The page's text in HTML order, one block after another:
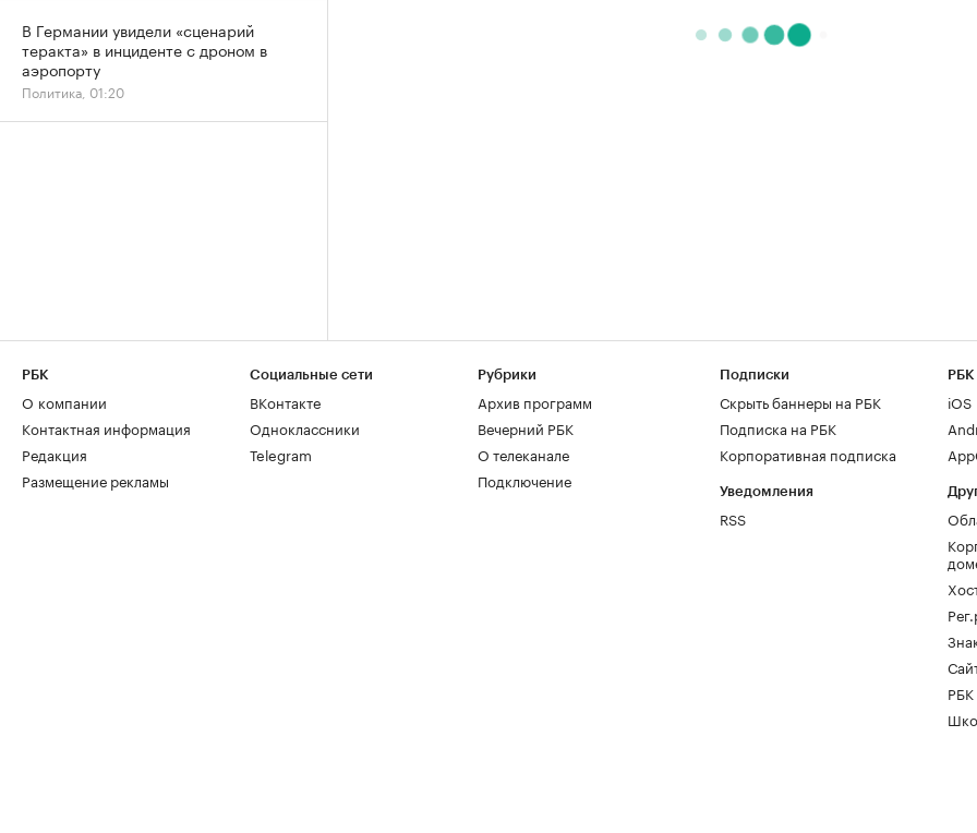
В Германии увидели «сценарий
теракта» в инциденте с дроном в
аэропорту
Политика, 01:20
РБК
О компании
Контактная информация
Редакция
Размещение рекламы
Социальные сети
ВКонтакте
Одноклассники
Telegram
Рубрики
Архив программ
Вечерний РБК
О телеканале
Подключение
Подписки
Скрыть баннеры на РБК
Подписка на РБК
Корпоративная подписка
Уведомления
RSS
РБК
iOS